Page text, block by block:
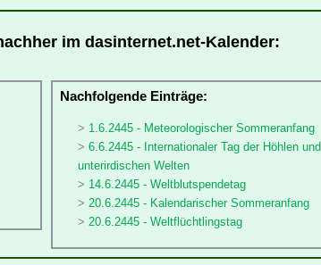
im dasinternet.net-Kalender:
Nachfolgende Einträge:
1.6.2445 - Meteorologischer Sommeranfang
6.6.2445 - Internationaler Tag der Höhlen und
unterirdischen Welten
14.6.2445 - Weltblutspendetag
20.6.2445 - Kalendarischer Sommeranfang
20.6.2445 - Weltflüchtlingstag